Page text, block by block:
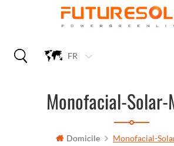
FR
Monofacial-Solar-
Domicile Monofacial-